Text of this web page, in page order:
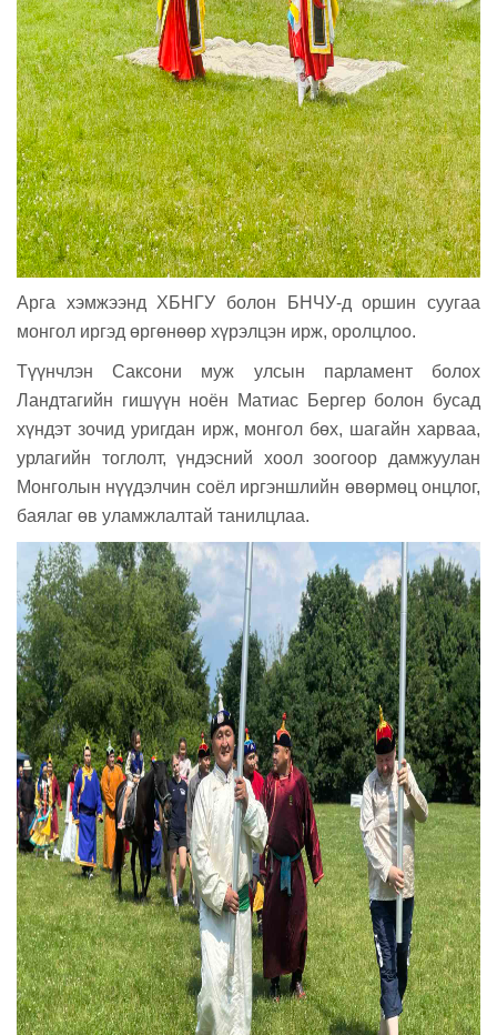
Арга хэмжээнд
ХБНГУ болон БНЧУ-д оршин суугаа
монгол иргэд өргөнөөр хүрэлцэн ирж, оролцлоо.
Түүнчлэн Саксони муж улсын парламент болох
Ландтагийн гишүүн ноён Матиас Бергер болон бусад
хүндэт зочид уригдан ирж, монгол бөх, шагайн харваа,
урлагийн тоглолт, үндэсний хоол зоогоор дамжуулан
Монголын нүүдэлчин соёл иргэншлийн өвөрмөц онцлог,
баялаг өв уламжлалтай танилцлаа.